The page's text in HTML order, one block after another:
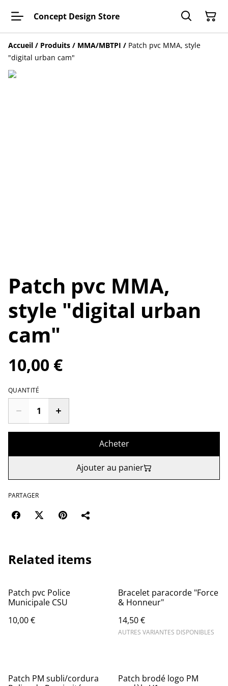
Concept Design Store
Accueil / Produits / MMA/MBTPI / Patch pvc MMA, style
"digital urban cam"
Patch pvc MMA,
style "digital urban
cam"
10,00 €
QUANTITÉ
Acheter
Ajouter au panier
PARTAGER
Related items
Patch pvc Police
Municipale CSU
10,00 €
Bracelet paracorde "Force
& Honneur"
14,50 €
AUTRES VARIANTES DISPONIBLES
%
Patch PM subli/cordura
%
Patch brodé logo PM